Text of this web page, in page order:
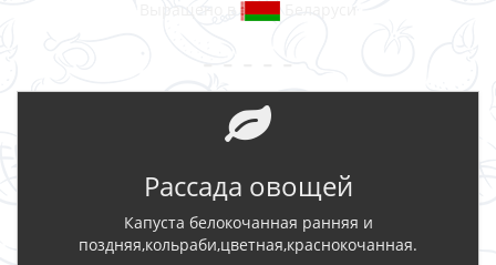
Рассада овощей
Капуста белокочанная ранняя и
поздняя,кольраби,цветная,краснокочанная.